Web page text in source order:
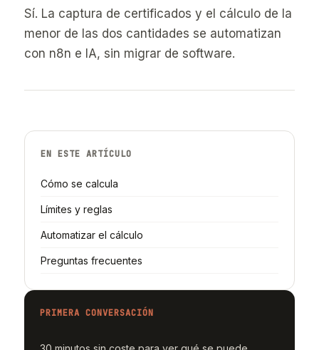
Sí. La captura de certificados y el cálculo de la
menor de las dos cantidades se automatizan
con n8n e IA, sin migrar de software.
EN ESTE ARTÍCULO
Cómo se calcula
Límites y reglas
Automatizar el cálculo
Preguntas frecuentes
PRIMERA CONVERSACIÓN